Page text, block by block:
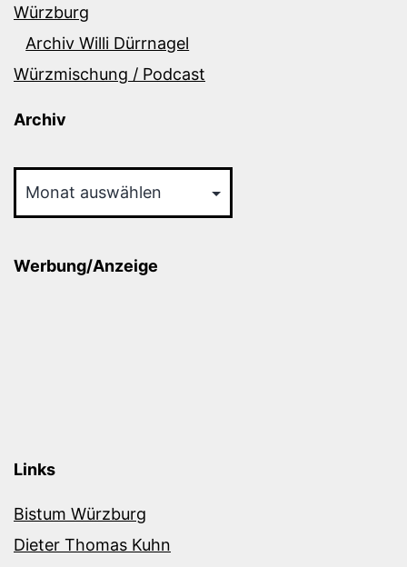
Würzburg
Archiv Willi Dürrnagel
Würzmischung / Podcast
Archiv
Werbung/Anzeige
Links
Bistum Würzburg
Dieter Thomas Kuhn